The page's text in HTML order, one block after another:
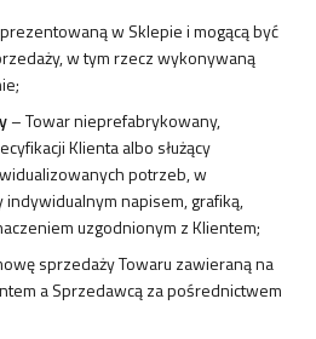
w Sklepie i mogącą być
w tym rzecz wykonywaną
– Towar nieprefabrykowany,
Klienta albo służący
potrzeb, w
napisem, grafiką,
uzgodnionym z Klientem;
sprzedaży Towaru zawieraną na
a Sprzedawcą za pośrednictwem